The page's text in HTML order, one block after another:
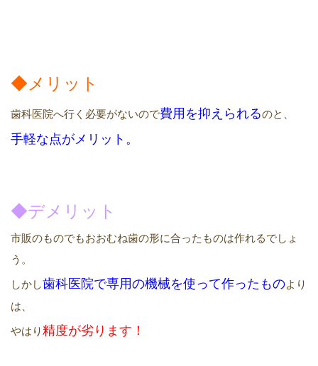
◆メリット
歯科医院へ行く必要がないので費用を抑えられるのと、
手軽な点がメリット。
◆デメリット
市販のものでもおおむね歯の形に合ったものは作れるでしょ
う。
しかし歯科医院で専用の機械を使って作ったものより
は、
やはり精度が劣ります！